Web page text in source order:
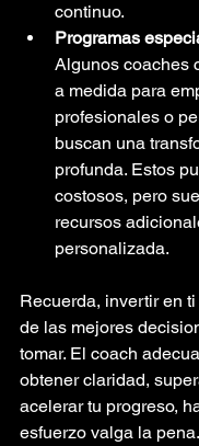
continuo.
Programas
Algunos coaches
a medida para
profesionales o
buscan una
profunda. Estos
costosos, pero
recursos
personalizada.
Recuerda, invertir en
de las mejores
tomar. El coach
obtener claridad,
acelerar tu progreso,
esfuerzo valga la pena.